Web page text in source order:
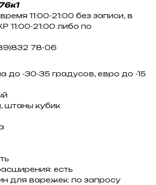
11:00-21:00 без записи, в
11:00-21:00 либо по
78-06
до -30-35 градусов, евро до -15
штаны кубик
есть
для варежек: по запросу